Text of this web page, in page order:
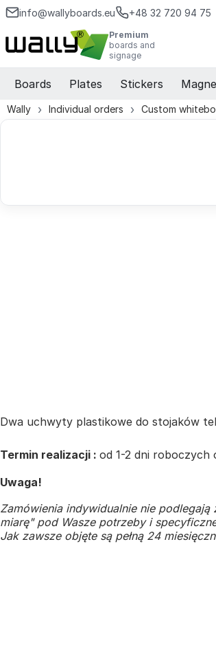
info@wallyboards.eu +48 32 720 94 75
Premium
boards and
signage
Boards Plates Stickers
Wally Individual orders Custom
Dwa uchwyty plastikowe do stojaków
Termin realizacji : od 1-2 dni roboczych
Uwaga!
Zamówienia indywidualnie nie
miarę" pod Wasze potrzeby i
Jak zawsze objęte są pełną 24